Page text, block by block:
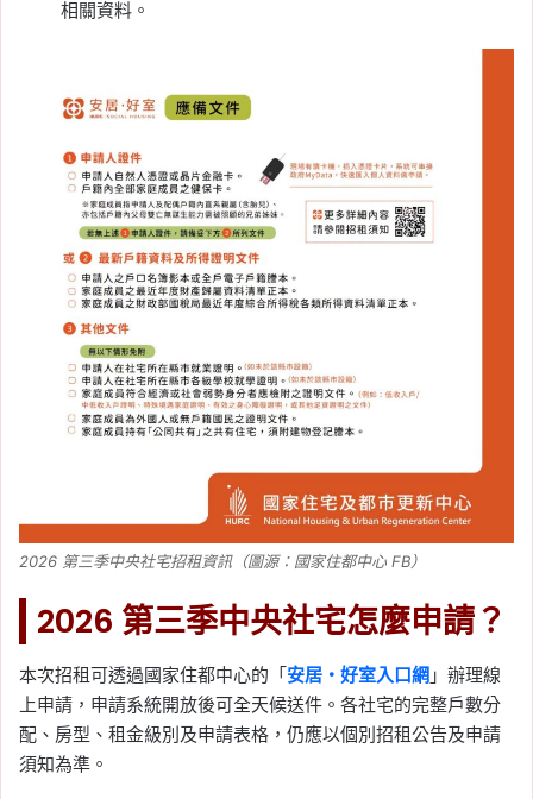
相關資料。
2026 第三季中央社宅招租資訊（圖源：國家住都中心 FB）
2026 第三季中央社宅怎麼申請？
本次招租可透過國家住都中心的「 安居・好室入口網 」辦理線
上申請，申請系統開放後可全天候送件。各社宅的完整戶數分
配、房型、租金級別及申請表格，仍應以個別招租公告及申請
須知為準。